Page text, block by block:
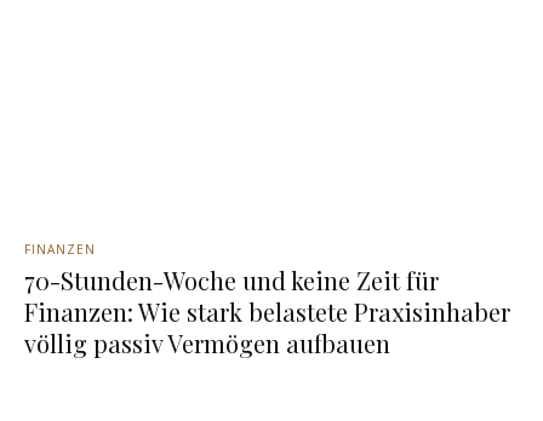
FINANZEN
70-Stunden-Woche und keine Zeit für
Finanzen: Wie stark belastete Praxisinhaber
völlig passiv Vermögen aufbauen